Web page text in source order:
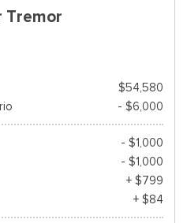
Tremor
$54,580
- $6,000
- $1,000
- $1,000
+ $799
+ $84